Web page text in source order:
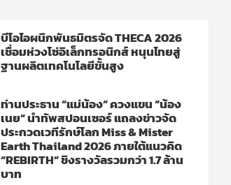
บีโอไอผนึกพันธมิตรจัด THECA 2026
เชื่อมห่วงโซ่อิเล็กทรอนิกส์ หนุนไทยสู่
ฐานผลิตเทคโนโลยีขั้นสูง
ท่านประธาน “แม่น้อง” ควงแขน “น้อง
เนย” นำทัพสปอนเซอร์ แถลงข่าวจัด
ประกวดเวทีรักษ์โลก Miss & Mister
Earth Thailand 2026 ภายใต้แนวคิด
“REBIRTH” ชิงรางวัลรวมกว่า 1.7 ล้าน
บาท